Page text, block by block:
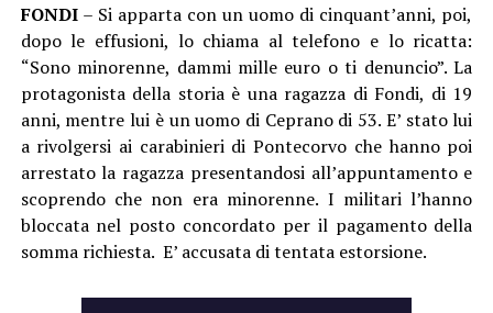
FONDI– Si apparta con un uomo di cinquant’anni, poi,
dopo le effusioni, lo chiama al telefono e lo ricatta:
“Sono minorenne, dammi mille euro o ti denuncio”. La
protagonista della storia è una ragazza di Fondi, di 19
anni, mentre lui è un uomo di Ceprano di 53. E’ stato lui
a rivolgersi ai carabinieri di Pontecorvo che hanno poi
arrestato la ragazza presentandosi all’appuntamento e
scoprendo che non era minorenne. I militari l’hanno
bloccata nel posto concordato per il pagamento della
somma richiesta. E’ accusata di tentata estorsione.